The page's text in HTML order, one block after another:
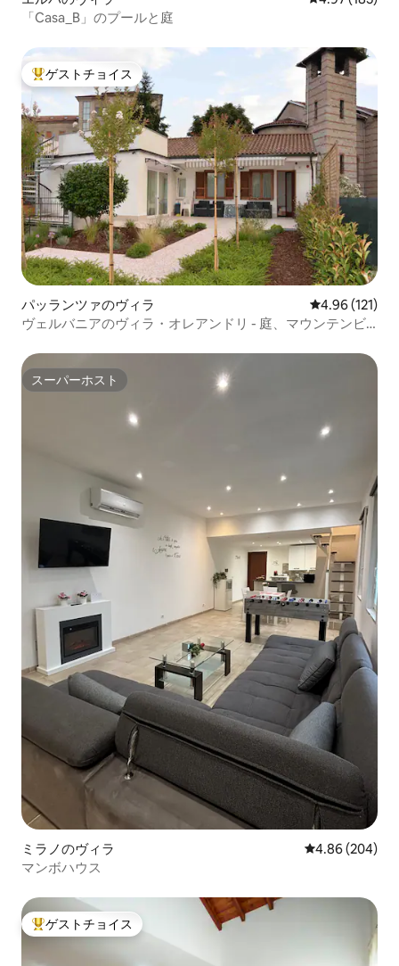
「Casa_B」のプールと庭
大好評のゲストチョイスです。
ゲストチョイス
パッランツァのヴィラ レビュー121
4.96 (121)
ヴェルバニアのヴィラ・オレアンドリ - 庭、マウンテンビ
スーパーホスト
スーパーホスト
ミラノのヴィラ レビュー204
4.86 (204)
マンボハウス
大好評のゲストチョイスです。
ゲストチョイス